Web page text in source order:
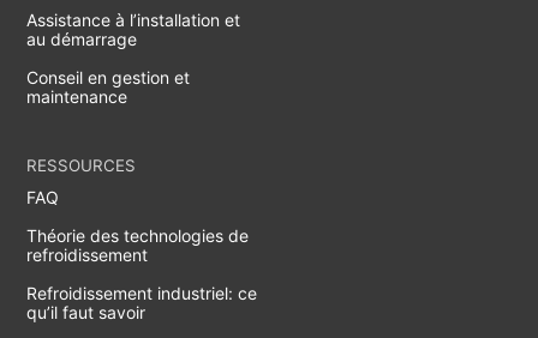
Assistance à l’installation et
au démarrage
Conseil en gestion et
maintenance
RESSOURCES
FAQ
Théorie des technologies de
refroidissement
Refroidissement industriel: ce
qu’il faut savoir